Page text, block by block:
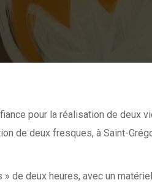
pour la réalisation de deux
de deux fresques, à Saint-
» de deux heures, avec un